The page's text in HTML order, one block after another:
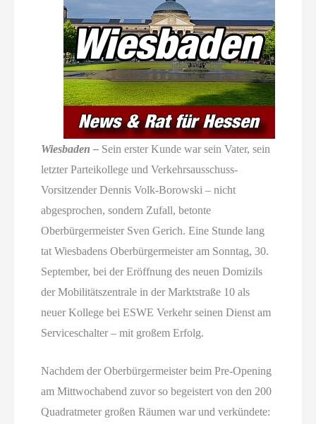
Wiesbaden – Sein erster Kunde war sein Vater, sein
letzter Parteikollege und Verkehrsausschuss-
Vorsitzender Dennis Volk-Borowski – nicht
abgesprochen, sondern Zufall, betonte
Oberbürgermeister Sven Gerich. Eine Stunde lang
tat Wiesbadens Oberbürgermeister am Sonntag, 30.
September, bei der Eröffnung des neuen Domizils
der Mobilitätszentrale in der Marktstraße 10 als
neuer Kollege bei ESWE Verkehr seinen Dienst am
Serviceschalter – mit großem Erfolg.
Nachdem der Oberbürgermeister beim Pre-Opening
am Mittwochabend zuvor so begeistert von den 200
Quadratmeter großen Räumen war und verkündete: